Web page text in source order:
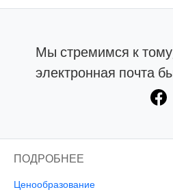
Мы стремимся к
электронная почта
ПОДРОБНЕЕ
Ценообразование